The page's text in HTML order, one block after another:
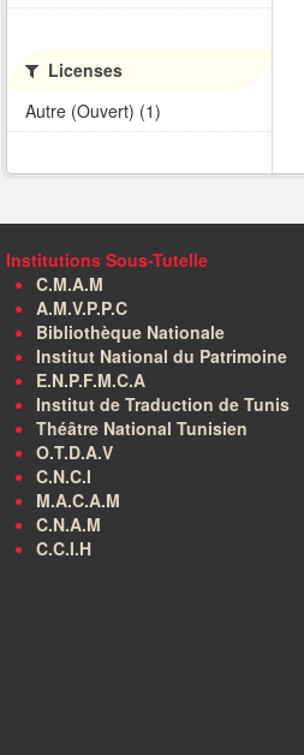
Licenses
Autre (Ouvert) (1)
Institutions Sous-Tutelle
C.M.A.M
A.M.V.P.P.C
Bibliothèque Nationale
Institut National du Patrimoine
E.N.P.F.M.C.A
Institut de Traduction de Tunis
Théâtre National Tunisien
O.T.D.A.V
C.N.C.I
M.A.C.A.M
C.N.A.M
C.C.I.H